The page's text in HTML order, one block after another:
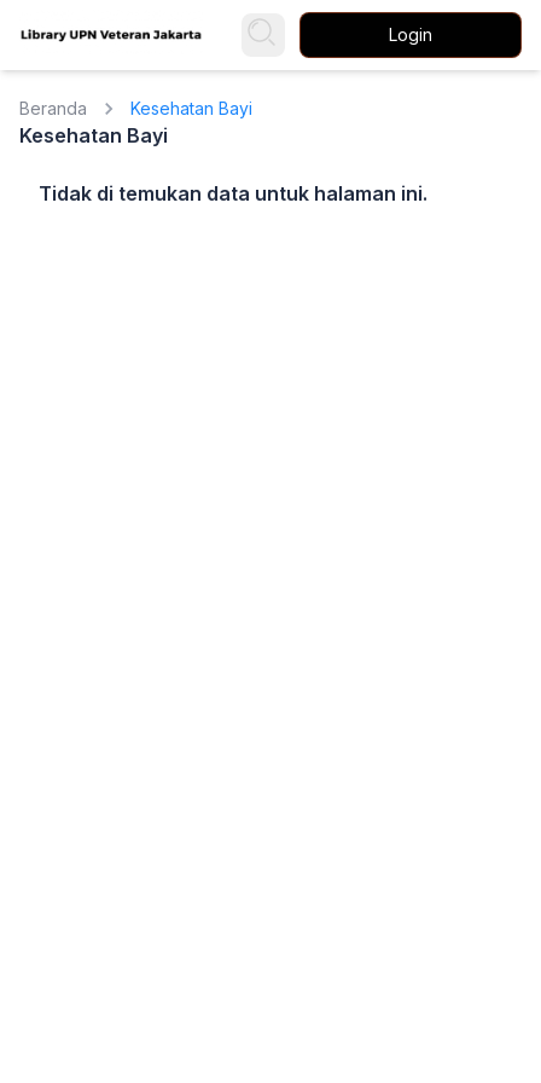
Login
Beranda Kesehatan Bayi
Kesehatan Bayi
Tidak di temukan data untuk halaman ini.